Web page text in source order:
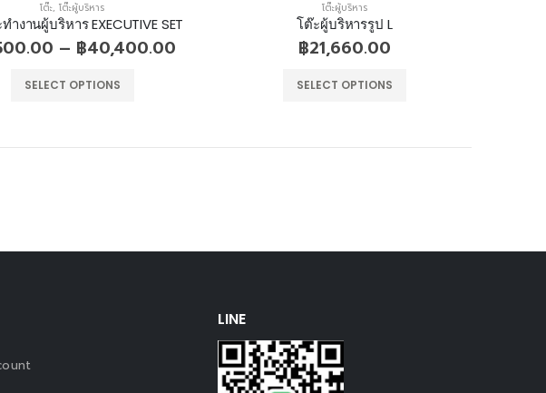
โต๊ะ,โต๊ะผู้บริหาร
ำงานผู้บริหาร EXECUTIVE SET
– ฿40,400.00
SELECT OPTIONS
โต๊ะผู้บริหาร
โต๊ะผู้บริหารรูป L
฿21,660.00
SELECT OPTIONS
LINE